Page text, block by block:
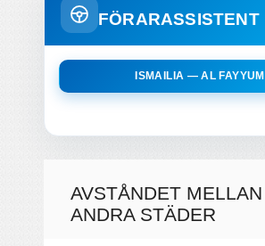
FÖRARASSISTENT
ISMAILIA — AL FAYYUM
AVSTÅNDET MELLAN
ANDRA STÄDER